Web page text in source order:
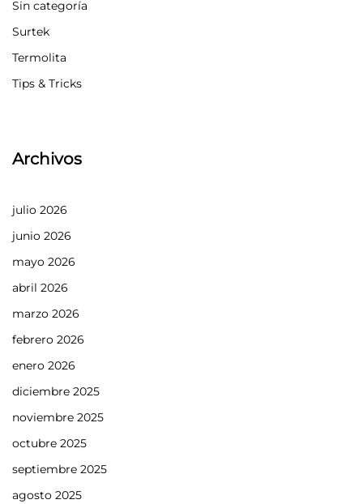
Sin categoría
Surtek
Termolita
Tips & Tricks
Archivos
julio 2026
junio 2026
mayo 2026
abril 2026
marzo 2026
febrero 2026
enero 2026
diciembre 2025
noviembre 2025
octubre 2025
septiembre 2025
agosto 2025